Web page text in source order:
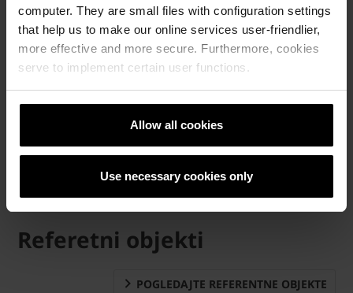
computer. They are small files with configuration settings
that help us to make our online services user-friendlier,
more effective and more secure. Furthermore, cookies
serve to implement certain user functions.
Allow all cookies
Use necessary cookies only
Referetni objekti
POGLEDAJTE REFERENTNE OBJEKTE